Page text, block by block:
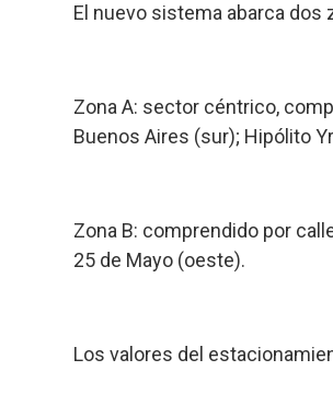
El nuevo sistema abarca dos
Zona A: sector céntrico,
Buenos Aires (sur); Hipólito
Zona B: comprendido por
25 de Mayo (oeste).
Los valores del